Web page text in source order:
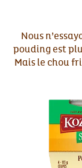
Nous
pouding est
Mais le chou